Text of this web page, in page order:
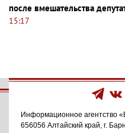
после вмешательства
15:17
Информационное агентство
656056 Алтайский край, г.